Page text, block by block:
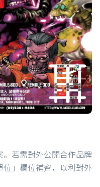
若需對外公開合作品牌
」欄位補齊，以利對外